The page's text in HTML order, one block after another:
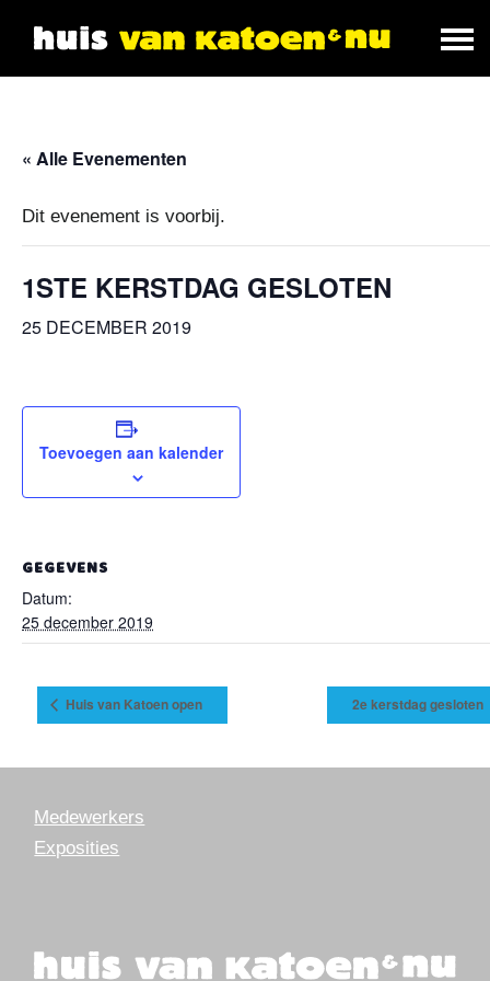
« Alle Evenementen
Dit evenement is voorbij.
1STE KERSTDAG GESLOTEN
25 DECEMBER 2019
Toevoegen aan kalender
GEGEVENS
Datum:
25 december 2019
Huis van Katoen open 2e kerstdag gesloten
Medewerkers
Exposities